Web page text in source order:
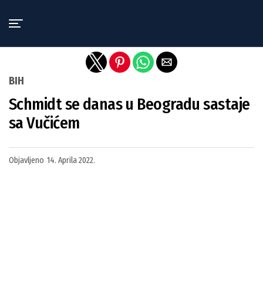
BIH
Schmidt se danas u Beogradu sastaje
sa Vučićem
Objavljeno 14. Aprila 2022.